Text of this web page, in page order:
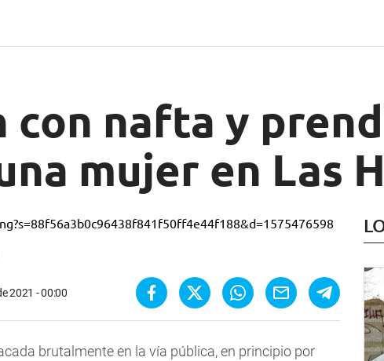
con nafta y
mujer en Las
2021 - 00:00
brutalmente en la vía pública, en principio por